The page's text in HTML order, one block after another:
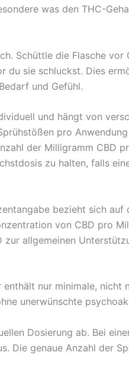
was den THC-
Schüttle die Flasche vor
du sie schluckst. Dies
und Gefühl.
und hängt von
pro
der Milligramm CBD
zu halten, falls
bezieht sich auf
von CBD pro
allgemeinen
nur minimale, nicht
unerwünschte
Dosierung ab. Bei
Die genaue Anzahl der